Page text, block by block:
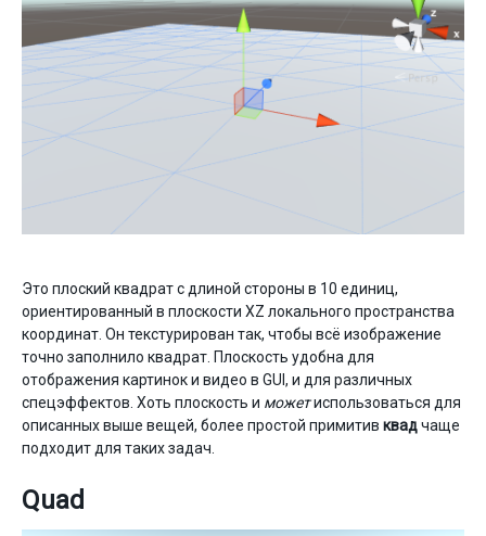
Это плоский квадрат с длиной стороны в 10 единиц,
ориентированный в плоскости XZ локального пространства
координат. Он текстурирован так, чтобы всё изображение
точно заполнило квадрат. Плоскость удобна для
отображения картинок и видео в GUI, и для различных
спецэффектов. Хоть плоскость и можетиспользоваться для
описанных выше вещей, более простой примитив квадчаще
подходит для таких задач.
Quad